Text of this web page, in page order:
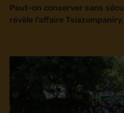
Peut-on conserver sans
révèle l’affaire